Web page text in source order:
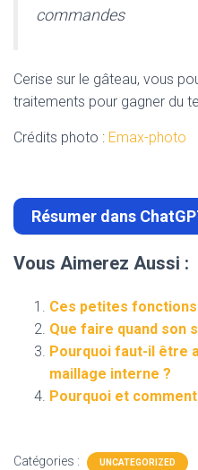
commandes
Cerise sur le gâteau, vous
traitements pour gagner du
Crédits photo : Emax-photo
Résumer dans
Vous Aimerez Aussi :
Ces petites
Que faire quand son
Pourquoi faut-il être
maillage interne ?
Pourquoi et
Catégories : UNCATEGORIZED